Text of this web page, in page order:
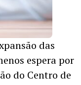
das
espera por
do Centro de